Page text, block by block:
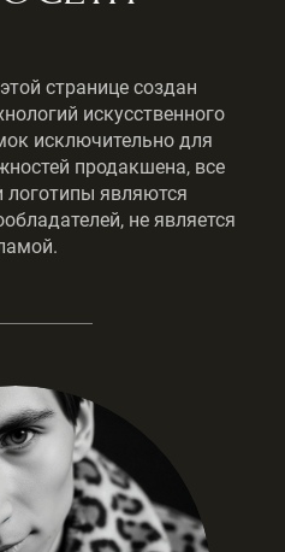
странице создан
искусственного
исключительно для
продакшена, все
логотипы являются
не является